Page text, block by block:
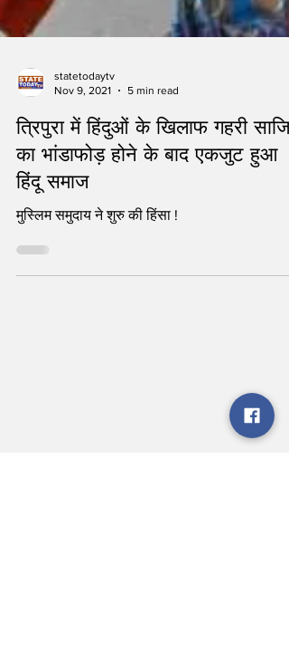
statetodaytv
Nov 9, 2021
5 min read
त्रिपुरा में हिंदुओं के खिलाफ गहरी
का भांडाफोड़ होने के बाद एकजुट हुआ